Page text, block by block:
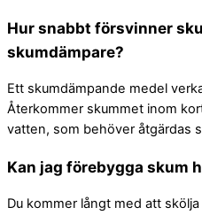
Hur snabbt försvinner
skumdämpare?
Ett skumdämpande medel
Återkommer skummet inom
vatten, som behöver åtgärdas
Kan jag förebygga skum
Du kommer långt med att